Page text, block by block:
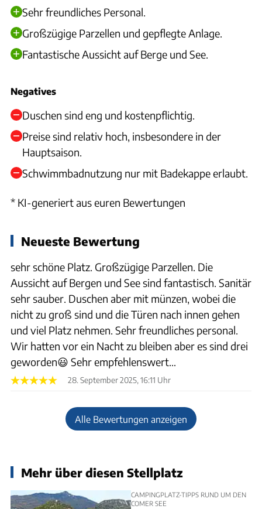
Sehr freundliches Personal.
Großzügige Parzellen und gepflegte Anlage.
Fantastische Aussicht auf Berge und See.
Negatives
Duschen sind eng und kostenpflichtig.
Preise sind relativ hoch, insbesondere in der
Hauptsaison.
Schwimmbadnutzung nur mit Badekappe erlaubt.
* KI-generiert aus euren Bewertungen
Neueste Bewertung
sehr schöne Platz. Großzügige Parzellen. Die
Aussicht auf Bergen und See sind fantastisch. Sanitär
sehr sauber. Duschen aber mit münzen, wobei die
nicht zu groß sind und die Türen nach innen gehen
und viel Platz nehmen. Sehr freundliches personal.
Wir hatten vor ein Nacht zu bleiben aber es sind drei
geworden😃 Sehr empfehlenswert…
28. September 2025, 16:11 Uhr
Alle Bewertungen anzeigen
Mehr über diesen Stellplatz
CAMPINGPLATZ-TIPPS RUND UM DEN
COMER SEE